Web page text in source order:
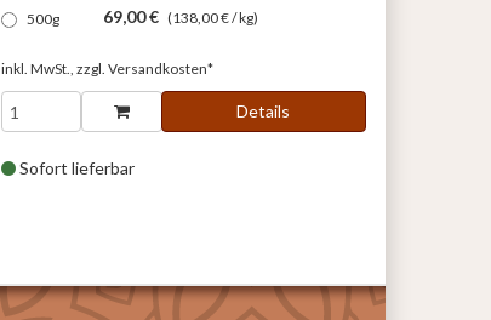
500g
69,00 € (138,00 € / kg)
inkl. MwSt., zzgl. Versandkosten*
Details
Sofort lieferbar